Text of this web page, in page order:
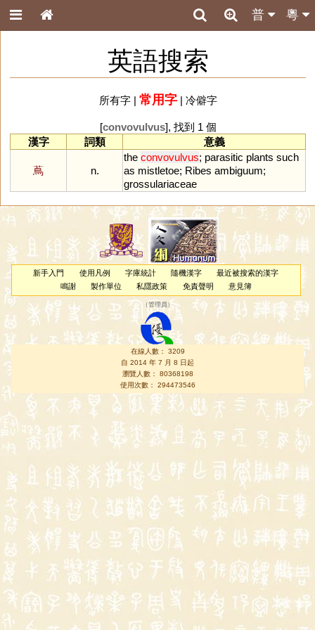
粵
普
英語搜索
所有字| 常用字| 冷僻字
[convovulvus], 找到 1 個
漢字
詞類 意義
蔦 n.
the convovulvus; parasitic plants such
as mistletoe; Ribes ambiguum;
grossulariaceae
新手入門 使用凡例 字庫統計 隨機漢字
最近被搜索的漢字
鳴謝
製作單位 私隱政策 免責聲明 意見簿
（管理員 ）
在線人數： 3209
自 2014 年 7 月 8 日起
瀏覽人數： 80368198
使用次數： 294473546